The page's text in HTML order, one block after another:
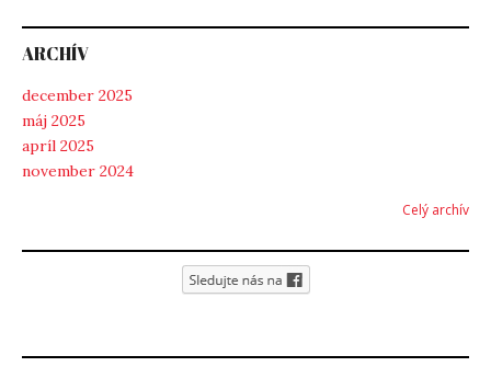
ARCHÍV
december 2025
máj 2025
apríl 2025
november 2024
Celý archív